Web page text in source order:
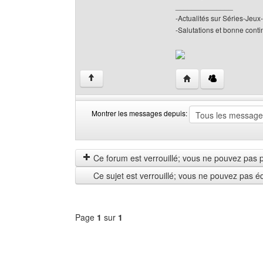
-Actualités sur Séries-
-Salutations et bonne
↑ Visiter le site web de
Montrer les messages depuis:
les
messages
depuis
by
Ce forum est verrouillé; vous ne pouvez pas
Ce sujet est verrouillé; vous ne pouvez pas
Page 1 sur 1